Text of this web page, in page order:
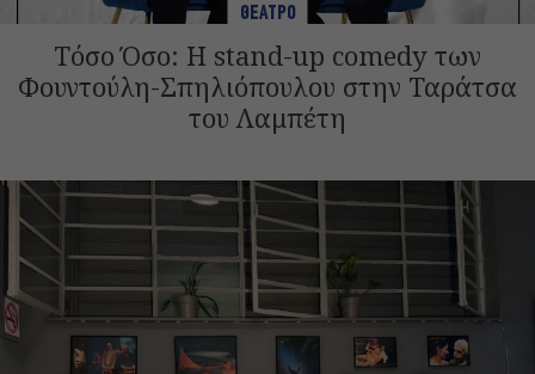
ΘΕΑΤΡΟ
Τόσο Όσο: Η stand-up comedy των
Φουντούλη-Σπηλιόπουλου στην Ταράτσα
του Λαμπέτη